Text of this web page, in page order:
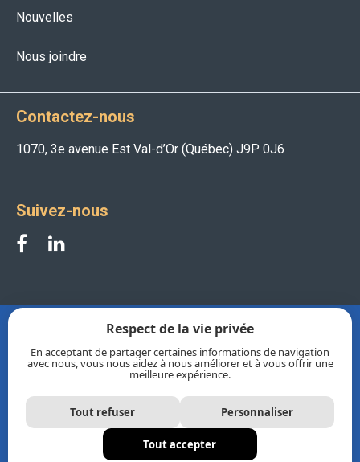
Corporation de développement industriel de Val-d’Or
© 2026 Tous droits réservés | Politique de confidentialité
Nouvelles
Nous joindre
Contactez-nous
1070, 3e avenue Est Val-d’Or (Québec) J9P 0J6
Suivez-nous
Respect de la vie privée
En acceptant de partager certaines informations de navigation
avec nous, vous nous aidez à nous améliorer et à vous offrir une
meilleure expérience.
Tout refuser Personnaliser
Tout accepter